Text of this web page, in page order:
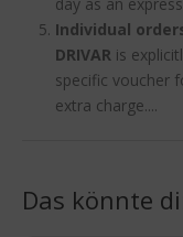
Individual
DRIVAR is
specific voucher
extra charge....
Das könnte